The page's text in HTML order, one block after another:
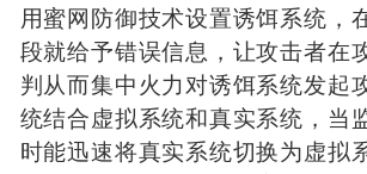
用蜜网防御技术设置诱饵系统，
段就给予错误信息，让攻击者在
判从而集中火力对诱饵系统发起
统结合虚拟系统和真实系统，当
时能迅速将真实系统切换为虚拟